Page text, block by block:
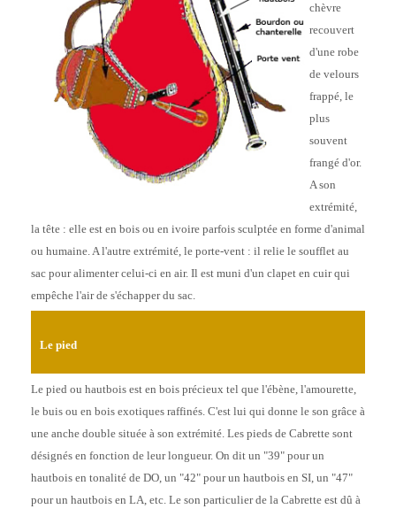
chèvre
recouvert
d'une robe
de velours
frappé, le
plus
souvent
frangé d'or.
A son
extrémité,
la tête : elle est en bois ou en ivoire parfois sculptée en forme d'animal
ou humaine. A l'autre extrémité, le porte-vent : il relie le soufflet au
sac pour alimenter celui-ci en air. Il est muni d'un clapet en cuir qui
empêche l'air de s'échapper du sac.
Le pied
Le pied ou hautbois est en bois précieux tel que l'ébène, l'amourette,
le buis ou en bois exotiques raffinés. C'est lui qui donne le son grâce à
une anche double située à son extrémité. Les pieds de Cabrette sont
désignés en fonction de leur longueur. On dit un "39" pour un
hautbois en tonalité de DO, un "42" pour un hautbois en SI, un "47"
pour un hautbois en LA, etc. Le son particulier de la Cabrette est dû à